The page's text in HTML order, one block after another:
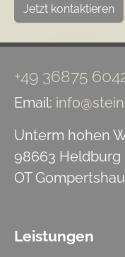
Jetzt kontaktieren
+49 36875
Email:
Unterm hohen
98663 Heldburg
OT
Leistungen